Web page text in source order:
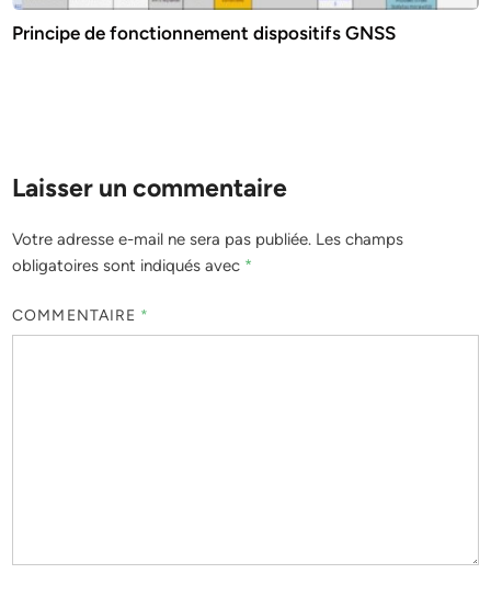
Principe de fonctionnement dispositifs GNSS
Laisser un commentaire
Votre adresse e-mail ne sera pas publiée. Les champs
obligatoires sont indiqués avec *
COMMENTAIRE *